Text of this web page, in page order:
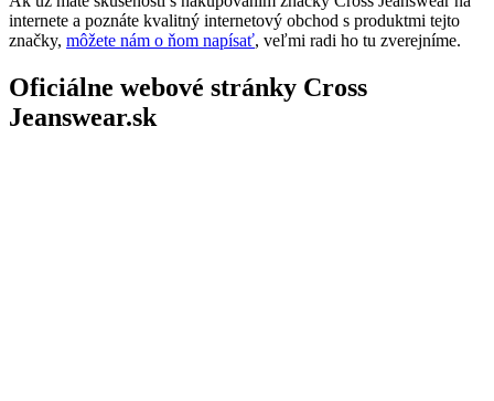
internete a poznáte kvalitný internetový obchod s produktmi tejto
značky, môžete nám o ňom napísať, veľmi radi ho tu zverejníme.
Oficiálne webové stránky Cross
Jeanswear.sk